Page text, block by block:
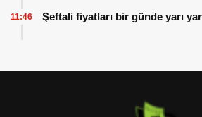
Şeftali fiyatları bir günde yarı
11:46